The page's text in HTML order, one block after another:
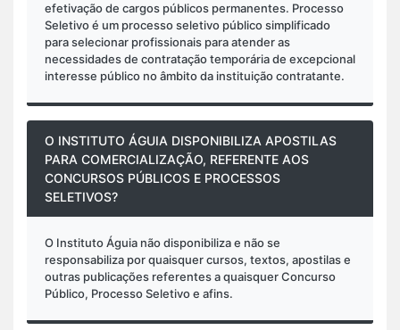
efetivação de cargos públicos permanentes. Processo
Seletivo é um processo seletivo público simplificado
para selecionar profissionais para atender as
necessidades de contratação temporária de excepcional
interesse público no âmbito da instituição contratante.
O INSTITUTO ÁGUIA DISPONIBILIZA APOSTILAS
PARA COMERCIALIZAÇÃO, REFERENTE AOS
CONCURSOS PÚBLICOS E PROCESSOS
SELETIVOS?
O Instituto Águia não disponibiliza e não se
responsabiliza por quaisquer cursos, textos, apostilas e
outras publicações referentes a quaisquer Concurso
Público, Processo Seletivo e afins.